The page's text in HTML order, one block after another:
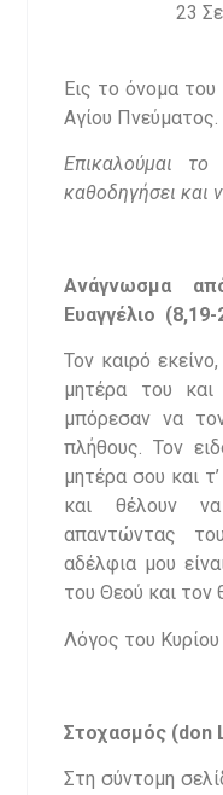
23
Εις το όνομα του
Αγίου
Επικαλούμαι
καθοδηγήσει και
Ανάγνωσμα
Ευαγγέλιο (8,19-
Τον καιρό
μητέρα του
μπόρεσαν να
πλήθους. Τον
μητέρα σου και
και θέλουν
απαντώντας
αδέλφια μου
του Θεού και τον
Λόγος του Κυρίου
Στοχασμός (don
Στη σύντομη